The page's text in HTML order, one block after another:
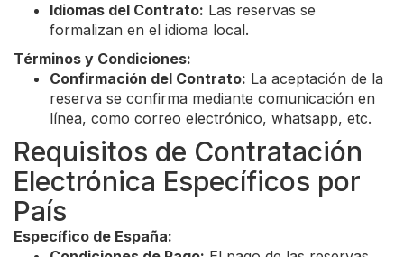
Idiomas del Contrato: Las reservas se
formalizan en el idioma local.
Términos y Condiciones:
Confirmación del Contrato: La aceptación de la
reserva se confirma mediante comunicación en
línea, como correo electrónico, whatsapp, etc.
Requisitos de Contratación
Electrónica Específicos por
País
Específico de España: